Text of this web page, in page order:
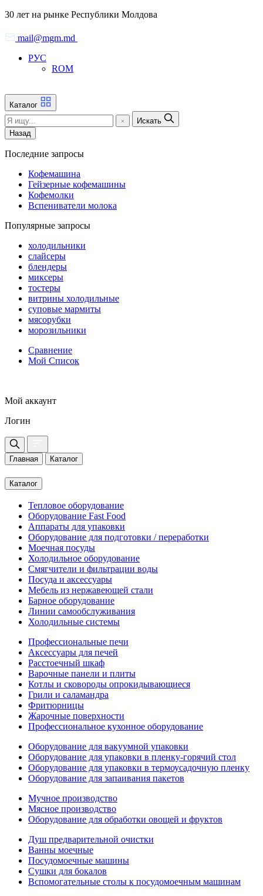
Skip
the
content
30 лет на рынке Республики Молдова
mail@mgm.md
РУС
ROM
Каталог
Искать
Назад
Последние запросы
Кофемашина
Гейзерные кофемашины
Кофемолки
Вспениватели молока
Популярные запросы
холодильники
слайсеры
блендеры
миксеры
тостеры
витрины холодильные
суповые мармиты
мясорубки
морозильники
Сравнение
Мой Список
Мой аккаунт
Логин
Главная Каталог
Каталог
Тепловое оборудование
Оборудование Fast Food
Аппараты для упаковки
Оборудование для подготовки / переработки
Моечная посуды
Холодильное оборудование
Смягчители и фильтрации воды
Посуда и аксессуары
Мебель из нержавеющей стали
Барное оборудование
Линии самообслуживания
Холодильные системы
Профессиональные печи
Аксессуары для печей
Расстоечный шкаф
Варочные панели и плиты
Котлы и сковороды опрокидывающиеся
Грили и саламандра
Фритюрницы
Жарочные поверхности
Профессиональное кухонное оборудование
Оборудование для вакуумной упаковки
Оборудование для упаковки в пленку-горячий стол
Оборудование для упаковки в термоусадочную пленку
Оборудование для запаивания пакетов
Мучное производство
Мясное производство
Оборудование для обработки овощей и фруктов
Душ предварительной очистки
Ванны моечные
Посудомоечные машины
Сушки для бокалов
Вспомогательные столы к посудомоечным машинам